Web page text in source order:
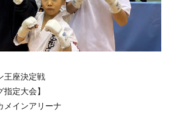
王座決定戦
定大会】
インアリーナ